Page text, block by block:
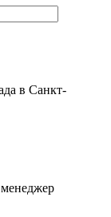
в Санкт-